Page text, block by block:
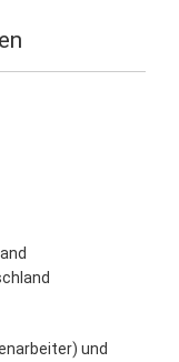
und